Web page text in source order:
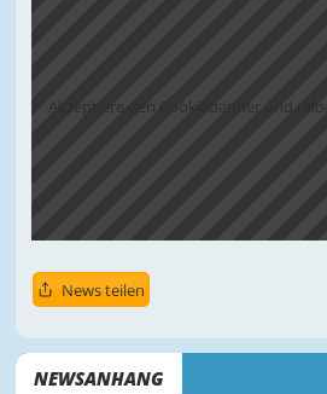
Akzeptiere den Cookiebanner und
News teilen
NEWSANHANG